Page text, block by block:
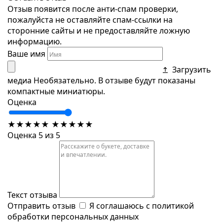
Отзыв появится после анти-спам проверки,
пожалуйста не оставляйте спам-ссылки на
сторонние сайты и не предоставляйте ложную
информацию.
Ваше имя
Загрузить
медиа Необязательно. В отзыве будут показаны
компактные миниатюры.
Оценка
★★★★★ ★★★★★
Оценка 5 из 5
Текст отзыва
Отправить отзыв
Я соглашаюсь с политикой
обработки персональных данных